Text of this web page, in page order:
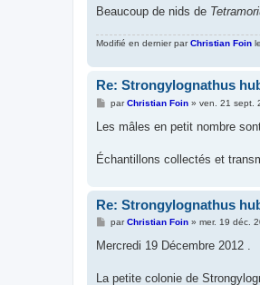
Beaucoup de nids de
Modifié en dernier parChristian Foin
Re: Strongylognathus
M
s
g
parChristian Foin» ven. 21 sept.
Les mâles en petit nombre
Échantillons collectés et
Re: Strongylognathus
M
s
g
parChristian Foin» mer. 19 déc.
Mercredi 19 Décembre 2012 .
La petite colonie de